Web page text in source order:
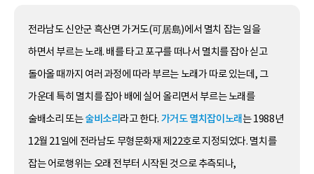
전라남도 신안군 흑산면 가거도(可居島)에서 멸치 잡는 일을
하면서 부르는 노래. 배를 타고 포구를 떠나서 멸치를 잡아 싣고
돌아올 때까지 여러 과정에 따라 부르는 노래가 따로 있는데, 그
가운데 특히 멸치를 잡아 배에 실어 올리면서 부르는 노래를
술배소리 또는술비소리 라고 한다. 가거도 멸치잡이노래 는 1988년
12월 21일에 전라남도 무형문화재 제22호로 지정되었다. 멸치를
잡는 어로행위는 오래 전부터 시작된 것으로 추측되나,